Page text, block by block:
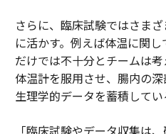
さらに、臨床試験ではさま
に活かす。例えば体温に関
だけでは不十分とチームは
体温計を服用させ、腸内の
生理学的データを蓄積してい